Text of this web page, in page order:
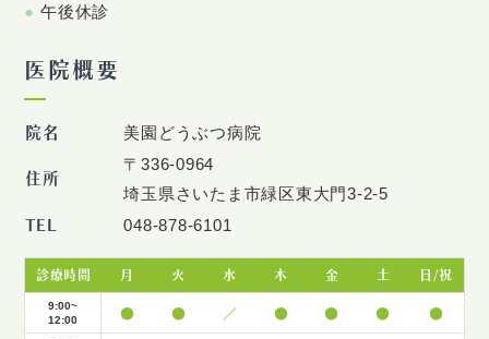
● 午後休診
医院概要
院名 美園どうぶつ病院
住所
〒336-0964
埼玉県さいたま市緑区東大門3-2-5
TEL 048-878-6101
診療時間 月 火 水 木 金 土 日/祝
9:00~
12:00
● ● ／ ● ● ● ●